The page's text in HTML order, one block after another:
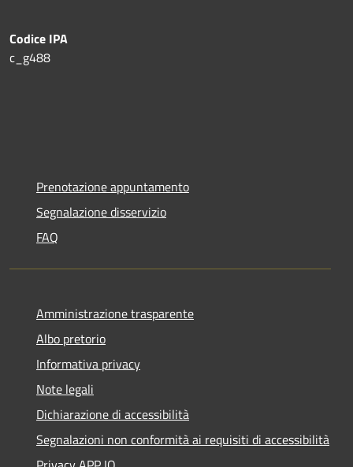
Codice IPA
c_g488
Prenotazione appuntamento
Segnalazione disservizio
FAQ
Amministrazione trasparente
Albo pretorio
Informativa privacy
Note legali
Dichiarazione di accessibilità
Segnalazioni non conformità ai requisiti di accessibilità